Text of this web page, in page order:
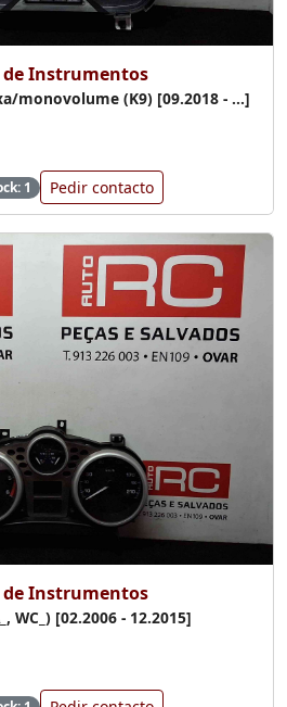
Instrumentos
monovolume (K9) [09.2018 - ...]
1 Pedir contacto
Instrumentos
WC_) [02.2006 - 12.2015]